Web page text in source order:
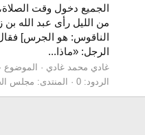
الجميع دخول وقت
من الليل رأى عبد الله
الناقوس: هو الجرس]
الرجل: «ماذا...
غادي محمد غادي الموضوع
الردود: 0 المنتدى: مجلس